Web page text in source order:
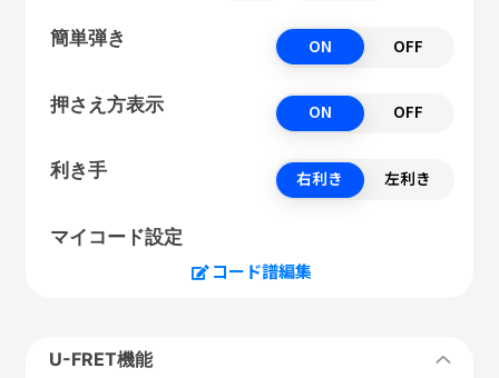
簡単弾き ON OFF
押さえ方表示 ON OFF
利き手 右利き 左利き
マイコード設定
コード譜編集
U-FRET機能